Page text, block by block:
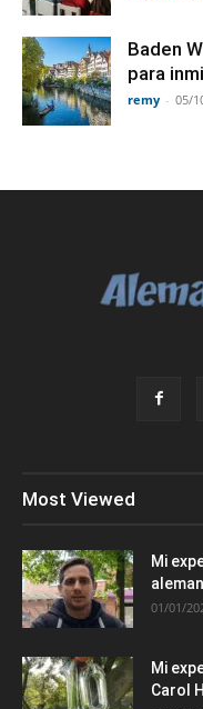
Baden
para
remy - 05/
Most Viewed
Mi
01/01/
Mi
Carol